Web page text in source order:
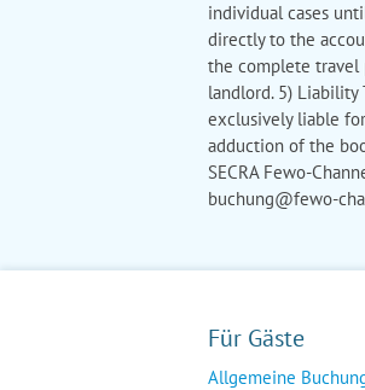
individual cases
directly to the
the complete travel
landlord. 5) Liability
exclusively liable
adduction of the
SECRA Fewo-
buchung@fewo-
Für Gäste
Allgemeine